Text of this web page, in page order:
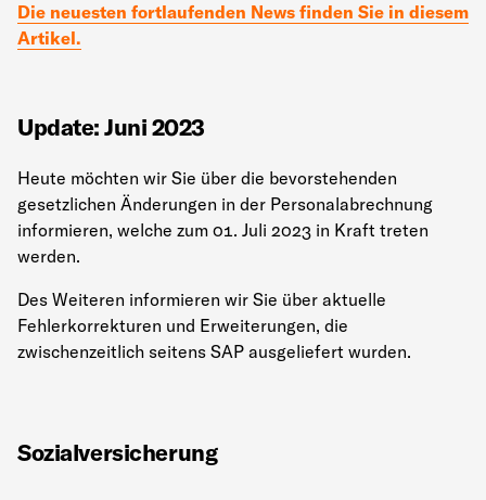
Die neuesten fortlaufenden News finden Sie in diesem
Artikel.
Update: Juni 2023
Heute möchten wir Sie über die bevorstehenden
gesetzlichen Änderungen in der Personalabrechnung
informieren, welche zum 01. Juli 2023 in Kraft treten
werden.
Des Weiteren informieren wir Sie über aktuelle
Fehlerkorrekturen und Erweiterungen, die
zwischenzeitlich seitens SAP ausgeliefert wurden.
Sozialversicherung